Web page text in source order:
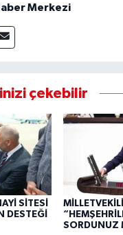
Merkezi
çekebilir
SİTESİ
DESTEĞİ
SORDUNUZ